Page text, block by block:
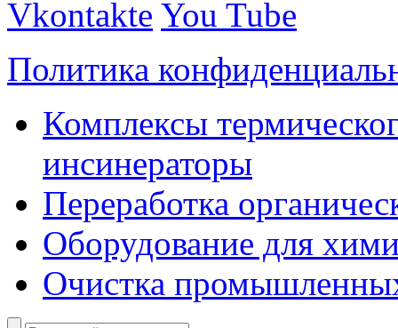
Vkontakte You Tube
Политика
Комплексы
инсинераторы
Переработка
Оборудование для
Очистка